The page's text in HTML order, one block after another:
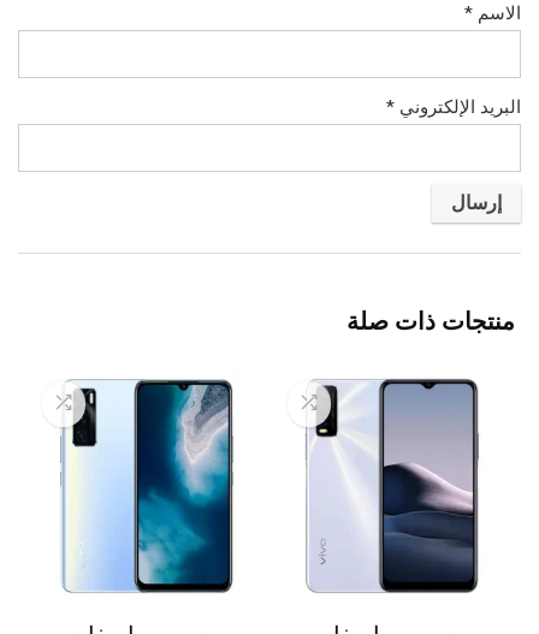
الاسم *
البريد الإلكتروني *
منتجات ذات صلة